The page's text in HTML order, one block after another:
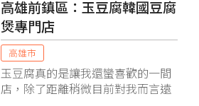
的燒烤，除了鹽，幾乎不用其他調
味，加上是以木炭燒烤，顯得原始
又豪邁。文武伍肆的燒烤跟一般燒
烤店很不一樣，既非台式燒烤，也
不是日式燒烤，而是著重食材原汁
原味的海鮮鹽烤，也因為如此，食
高雄前鎮區：玉豆腐韓國豆腐
煲專門店
高雄市
玉豆腐真的是讓我還蠻喜歡的一間
店，除了距離稍微目前對我而言遠